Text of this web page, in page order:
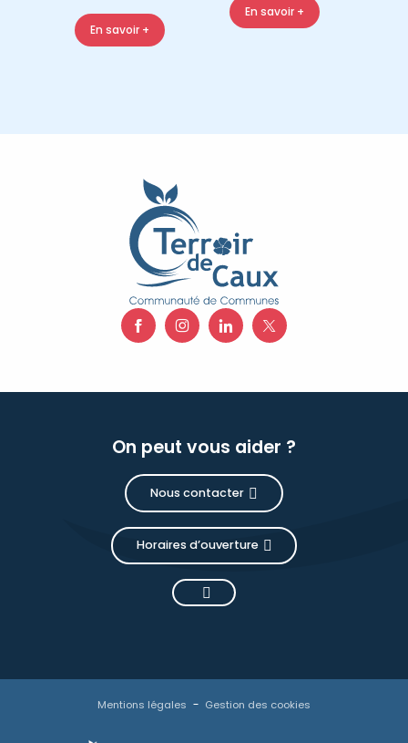
En savoir +
En savoir +
On peut vous aider ?
Nous contacter
Horaires d’ouverture
Mentions légales Gestion des cookies